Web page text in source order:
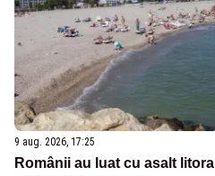
9 aug. 2026, 17:25
Românii au luat cu asalt